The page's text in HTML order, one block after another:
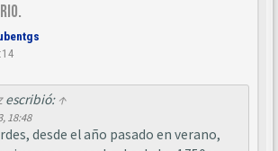
escribió: ↑
18:48
desde el año pasado en verano,